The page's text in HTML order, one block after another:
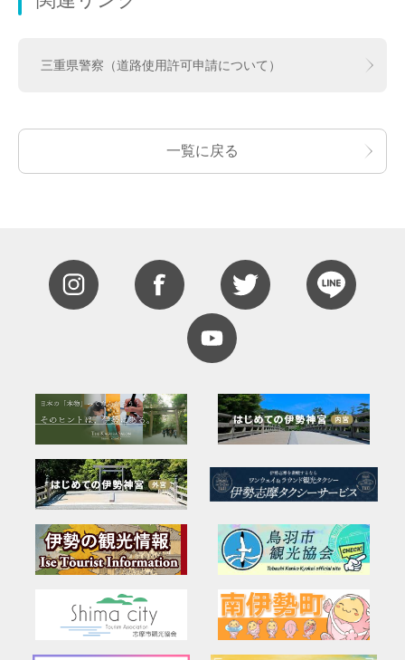
三重県警察（道路使用許可申請について）
一覧に戻る